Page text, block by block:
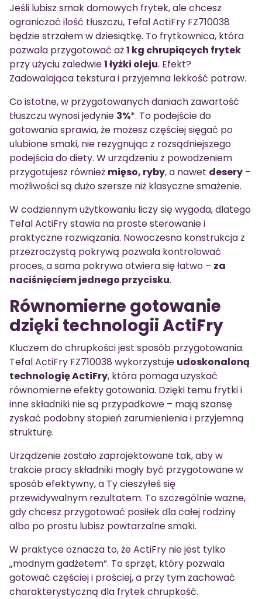
Jeśli lubisz smak domowych frytek, ale chcesz
ograniczać ilość tłuszczu, Tefal ActiFry FZ710038
będzie strzałem w dziesiątkę. To frytkownica, która
pozwala przygotować aż1 kg chrupiących frytek
przy użyciu zaledwie1 łyżki oleju. Efekt?
Zadowalająca tekstura i przyjemna lekkość potraw.
Co istotne, w przygotowanych daniach zawartość
tłuszczu wynosi jedynie 3%*. To podejście do
gotowania sprawia, że możesz częściej sięgać po
ulubione smaki, nie rezygnując z rozsądniejszego
podejścia do diety. W urządzeniu z powodzeniem
przygotujesz również mięso, ryby, a nawet desery –
możliwości są dużo szersze niż klasyczne smażenie.
W codziennym użytkowaniu liczy się wygoda, dlatego
Tefal ActiFry stawia na proste sterowanie i
praktyczne rozwiązania. Nowoczesna konstrukcja z
przezroczystą pokrywą pozwala kontrolować
proces, a sama pokrywa otwiera się łatwo – za
naciśnięciem jednego przycisku.
Równomierne gotowanie
dzięki technologii ActiFry
Kluczem do chrupkości jest sposób przygotowania.
Tefal ActiFry FZ710038 wykorzystuje udoskonaloną
technologię ActiFry, która pomaga uzyskać
równomierne efekty gotowania. Dzięki temu frytki i
inne składniki nie są przypadkowe – mają szansę
zyskać podobny stopień zarumienienia i przyjemną
strukturę.
Urządzenie zostało zaprojektowane tak, aby w
trakcie pracy składniki mogły być przygotowane w
sposób efektywny, a Ty cieszyłeś się
przewidywalnym rezultatem. To szczególnie ważne,
gdy chcesz przygotować posiłek dla całej rodziny
albo po prostu lubisz powtarzalne smaki.
W praktyce oznacza to, że ActiFry nie jest tylko
„modnym gadżetem”. To sprzęt, który pozwala
gotować częściej i prościej, a przy tym zachować
charakterystyczną dla frytek chrupkość.